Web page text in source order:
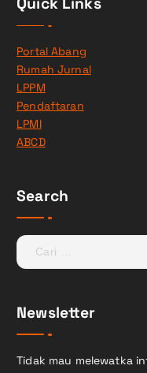
Portal Abang
Rumah Jurnal
LPPM
Pendaftaran
LPMI
ABCD
Search
C
a
u
n
Newsletter
Tidak mau melewatka